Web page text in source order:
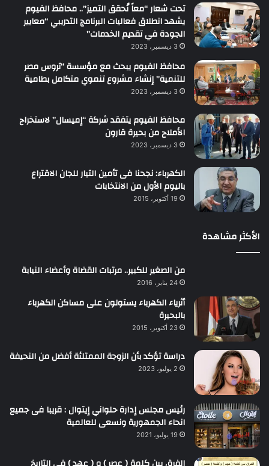
تحت شعار “معاً نُحقق التميز”.. محافظ الفيوم
يشهد انطلاق فعاليات البرنامج التدريبي “معايير
الجودة في تقديم الخدمات”
3 ديسمبر، 2023
محافظ الفيوم يبحث مع مؤسسة “تروس مصر
للتنمية” إنشاء مشروع تنموي متكامل بطامية
3 ديسمبر، 2023
محافظ الفيوم يتفقد شركة “إميسال” لاستخراج
الأملاح من بحيرة قارون
3 ديسمبر، 2023
الكهرباء: نجحنا فى تأمين التيار للجان الاقتراع
باليوم الأول من الانتخابات
19 أكتوبر، 2015
الأكثر مشاهدة
من الصغير للكبير.. مرتبات القضاة وأعضاء النيابة
24 يناير، 2016
أثرياء الكهرباء يستولون على مساكن الكهرباء
بالبحيرة
23 أكتوبر، 2015
دراسة تؤكد بأن الزوجة الممتلئة أفضل من النحيفة
2 يوليو، 2023
رئيس مجلس إدارة حلواني إيتوال : قريبا فى جميع
انحاء الجمهورية ونسعى للعالمية
19 يوليو، 2021